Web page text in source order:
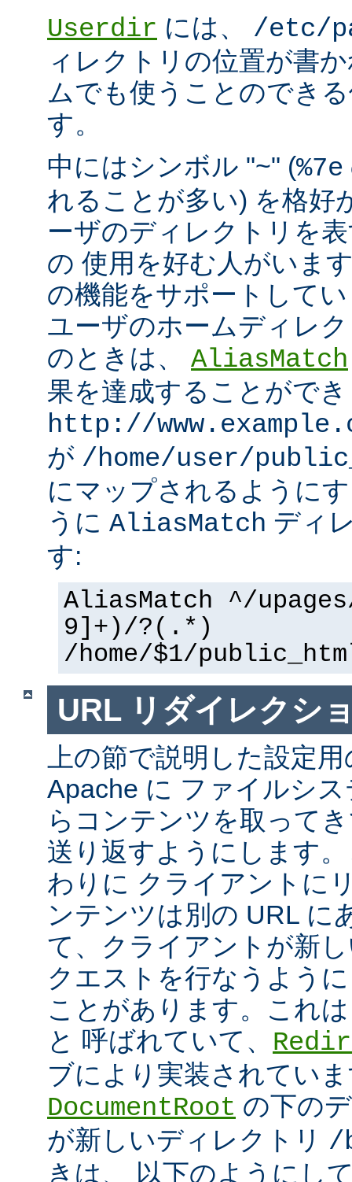
Userdir には、 /etc/
ィレクトリの位置が書
ムでも使うことのでき
す。
中にはシンボル "~" (%7e
れることが多い) を格好
ーザのディレクトリを
の 使用を好む人がいま
の機能をサポートして
ユーザのホームディレ
のときは、 AliasMatch
果を達成することがで
http://
が /home/user/
にマップされるように
うに AliasMatch ディ
す:
AliasMatch ^/
9]+)/?(.*)
/home/$1/
URL リダイレクシ
上の節で説明した設定
Apache に ファイルシ
らコンテンツを取って
送り返すようにします
わりに クライアントに
ンテンツは別の URL に
て、クライアントが新
クエストを行なうよう
ことがあります。これは
と 呼ばれていて、
ブにより実装されてい
DocumentRoot の下の
が新しいディレクトリ /
きは、 以下のようにし